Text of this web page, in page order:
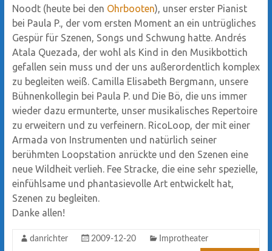
Noodt (heute bei den Ohrbooten), unser erster Pianist
bei Paula P., der vom ersten Moment an ein untrügliches
Gespür für Szenen, Songs und Schwung hatte. Andrés
Atala Quezada, der wohl als Kind in den Musikbottich
gefallen sein muss und der uns außerordentlich komplex
zu begleiten weiß. Camilla Elisabeth Bergmann, unsere
Bühnenkollegin bei Paula P. und Die Bö, die uns immer
wieder dazu ermunterte, unser musikalisches Repertoire
zu erweitern und zu verfeinern. RicoLoop, der mit einer
Armada von Instrumenten und natürlich seiner
berühmten Loopstation anrückte und den Szenen eine
neue Wildheit verlieh. Fee Stracke, die eine sehr spezielle,
einfühlsame und phantasievolle Art entwickelt hat,
Szenen zu begleiten.
Danke allen!
danrichter 2009-12-20 Improtheater